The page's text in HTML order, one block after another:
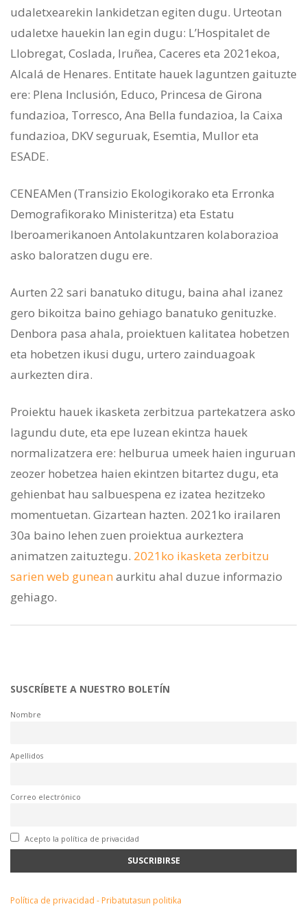
udaletxearekin lankidetzan egiten dugu. Urteotan
udaletxe hauekin lan egin dugu: L’Hospitalet de
Llobregat, Coslada, Iruñea, Caceres eta 2021ekoa,
Alcalá de Henares. Entitate hauek laguntzen gaituzte
ere: Plena Inclusión, Educo, Princesa de Girona
fundazioa, Torresco, Ana Bella fundazioa, la Caixa
fundazioa, DKV seguruak, Esemtia, Mullor eta
ESADE.
CENEAMen (Transizio Ekologikorako eta Erronka
Demografikorako Ministeritza) eta Estatu
Iberoamerikanoen Antolakuntzaren kolaborazioa
asko baloratzen dugu ere.
Aurten 22 sari banatuko ditugu, baina ahal izanez
gero bikoitza baino gehiago banatuko genituzke.
Denbora pasa ahala, proiektuen kalitatea hobetzen
eta hobetzen ikusi dugu, urtero zainduagoak
aurkezten dira.
Proiektu hauek ikasketa zerbitzua partekatzera asko
lagundu dute, eta epe luzean ekintza hauek
normalizatzera ere: helburua umeek haien inguruan
zeozer hobetzea haien ekintzen bitartez dugu, eta
gehienbat hau salbuespena ez izatea hezitzeko
momentuetan. Gizartean hazten. 2021ko irailaren
30a baino lehen zuen proiektua aurkeztera
animatzen zaituztegu. 2021ko ikasketa zerbitzu
sarien web guneanaurkitu ahal duzue informazio
gehiago.
SUSCRÍBETE A NUESTRO BOLETÍN
Nombre
Apellidos
Correo electrónico
Acepto la política de privacidad
Política de privacidad - Pribatutasun politika